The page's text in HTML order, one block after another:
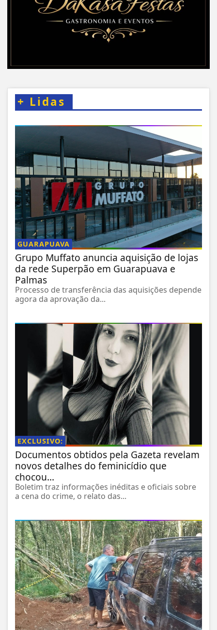
+ Lidas
GUARAPUAVA
Grupo Muffato anuncia aquisição de lojas
da rede Superpão em Guarapuava e
Palmas
Processo de transferência das aquisições depende
agora da aprovação da...
EXCLUSIVO:
Documentos obtidos pela Gazeta revelam
novos detalhes do feminicídio que
chocou...
Boletim traz informações inéditas e oficiais sobre
a cena do crime, o relato das...